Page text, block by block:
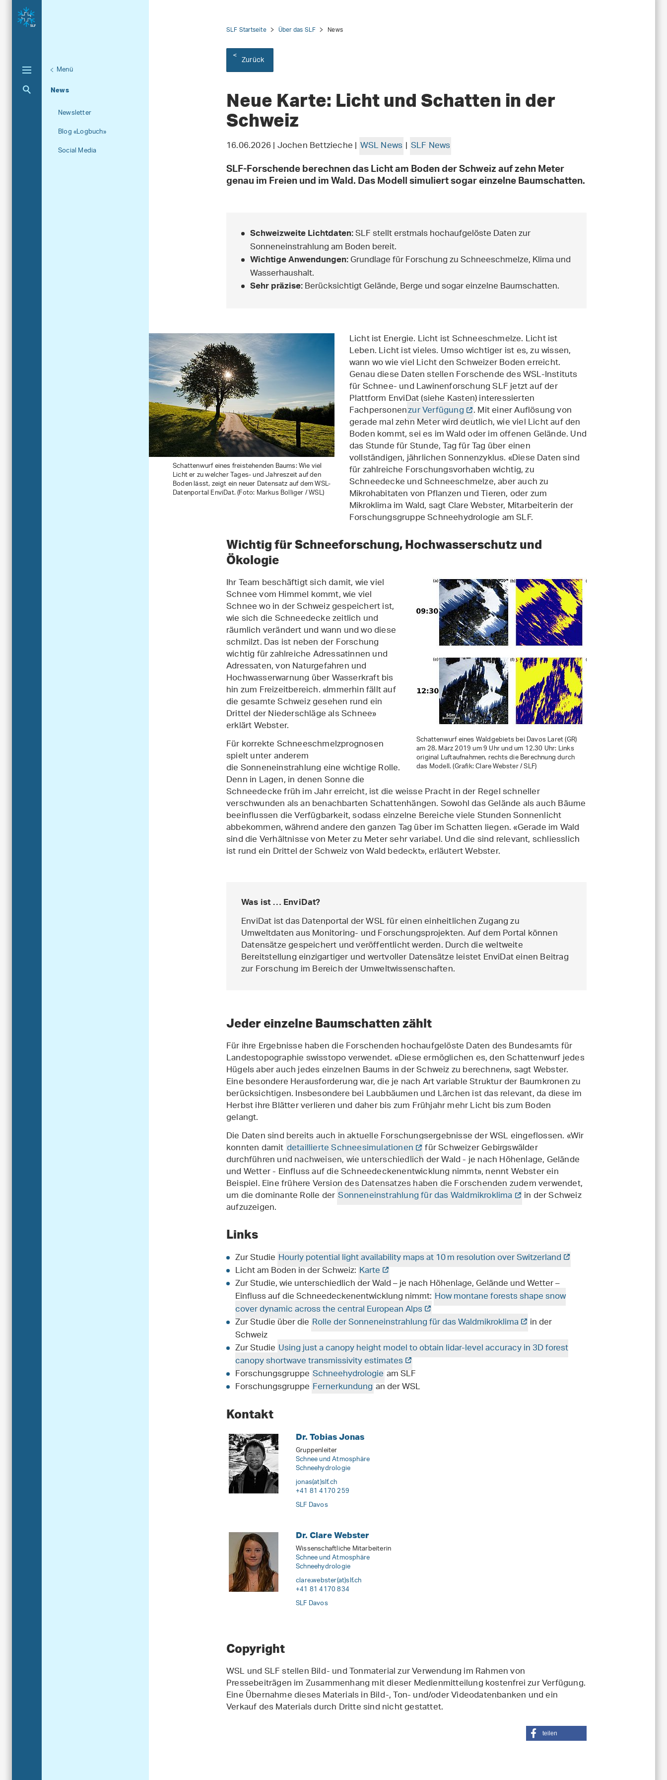
Unternavigation
Menü
News
Aktuelle Navigation
Newsletter
Blog «Logbuch»
Social Media
SLF Startseite Über das SLF News
Zurück
Neue Karte: Licht und Schatten in der
Schweiz
16.06.2026 | Jochen Bettzieche | WSL News | SLF News
SLF-Forschende berechnen das Licht am Boden der Schweiz auf zehn Meter
genau im Freien und im Wald. Das Modell simuliert sogar einzelne Baumschatten.
Schweizweite Lichtdaten:SLF stellt erstmals hochaufgelöste Daten zur
Sonneneinstrahlung am Boden bereit.
Wichtige Anwendungen:Grundlage für Forschung zu Schneeschmelze, Klima und
Wasserhaushalt.
Sehr präzise:Berücksichtigt Gelände, Berge und sogar einzelne Baumschatten.
Schattenwurf eines freistehenden Baums: Wie viel
Licht er zu welcher Tages- und Jahreszeit auf den
Boden lässt, zeigt ein neuer Datensatz auf dem WSL-
Datenportal EnviDat. (Foto: Markus Bolliger / WSL)
Licht ist Energie. Licht ist Schneeschmelze. Licht ist
Leben. Licht ist vieles. Umso wichtiger ist es, zu wissen,
wann wo wie viel Licht den Schweizer Boden erreicht.
Genau diese Daten stellen Forschende des WSL-Instituts
für Schnee- und Lawinenforschung SLF jetzt auf der
Plattform EnviDat (siehe Kasten) interessierten
Fachpersonenzur Verfügung . Mit einer Auflösung von
gerade mal zehn Meter wird deutlich, wie viel Licht auf den
Boden kommt, sei es im Wald oder im offenen Gelände. Und
das Stunde für Stunde, Tag für Tag über einen
vollständigen, jährlichen Sonnenzyklus. «Diese Daten sind
für zahlreiche Forschungsvorhaben wichtig, zu
Schneedecke und Schneeschmelze, aber auch zu
Mikrohabitaten von Pflanzen und Tieren, oder zum
Mikroklima im Wald, sagt Clare Webster, Mitarbeiterin der
Forschungsgruppe Schneehydrologie am SLF.
Wichtig für Schneeforschung, Hochwasserschutz und
Ökologie
Schattenwurf eines Waldgebiets bei Davos Laret (GR)
am 28. März 2019 um 9 Uhr und um 12.30 Uhr: Links
original Luftaufnahmen, rechts die Berechnung durch
das Modell. (Grafik: Clare Webster / SLF)
Ihr Team beschäftigt sich damit, wie viel
Schnee vom Himmel kommt, wie viel
Schnee wo in der Schweiz gespeichert ist,
wie sich die Schneedecke zeitlich und
räumlich verändert und wann und wo diese
schmilzt. Das ist neben der Forschung
wichtig für zahlreiche Adressatinnen und
Adressaten, von Naturgefahren und
Hochwasserwarnung über Wasserkraft bis
hin zum Freizeitbereich. «Immerhin fällt auf
die gesamte Schweiz gesehen rund ein
Drittel der Niederschläge als Schnee»
erklärt Webster.
Für korrekte Schneeschmelzprognosen
spielt unter anderem
die Sonneneinstrahlung eine wichtige Rolle.
Denn in Lagen, in denen Sonne die
Schneedecke früh im Jahr erreicht, ist die weisse Pracht in der Regel schneller
verschwunden als an benachbarten Schattenhängen. Sowohl das Gelände als auch Bäume
beeinflussen die Verfügbarkeit, sodass einzelne Bereiche viele Stunden Sonnenlicht
abbekommen, während andere den ganzen Tag über im Schatten liegen. «Gerade im Wald
sind die Verhältnisse von Meter zu Meter sehr variabel. Und die sind relevant, schliesslich
ist rund ein Drittel der Schweiz von Wald bedeckt», erläutert Webster.
Was ist … EnviDat?
EnviDat ist das Datenportal der WSL für einen einheitlichen Zugang zu
Umweltdaten aus Monitoring- und Forschungsprojekten. Auf dem Portal können
Datensätze gespeichert und veröffentlicht werden. Durch die weltweite
Bereitstellung einzigartiger und wertvoller Datensätze leistet EnviDat einen Beitrag
zur Forschung im Bereich der Umweltwissenschaften.
Jeder einzelne Baumschatten zählt
Für ihre Ergebnisse haben die Forschenden hochaufgelöste Daten des Bundesamts für
Landestopographie swisstopo verwendet. «Diese ermöglichen es, den Schattenwurf jedes
Hügels aber auch jedes einzelnen Baums in der Schweiz zu berechnen», sagt Webster.
Eine besondere Herausforderung war, die je nach Art variable Struktur der Baumkronen zu
berücksichtigen. Insbesondere bei Laubbäumen und Lärchen ist das relevant, da diese im
Herbst ihre Blätter verlieren und daher bis zum Frühjahr mehr Licht bis zum Boden
gelangt.
Die Daten sind bereits auch in aktuelle Forschungsergebnisse der WSL eingeflossen. «Wir
konnten damitdetaillierte Schneesimulationen für Schweizer Gebirgswälder
durchführen und nachweisen, wie unterschiedlich der Wald - je nach Höhenlage, Gelände
und Wetter - Einfluss auf die Schneedeckenentwicklung nimmt», nennt Webster ein
Beispiel. Eine frühere Version des Datensatzes haben die Forschenden zudem verwendet,
um die dominante Rolle derSonneneinstrahlung für das Waldmikroklima in der Schweiz
aufzuzeigen.
Links
Zur Studie Hourly potential light availability maps at 10 m resolution over Switzerland
Licht am Boden in der Schweiz: Karte
Zur Studie, wie unterschiedlich der Wald – je nach Höhenlage, Gelände und Wetter –
Einfluss auf die Schneedeckenentwicklung nimmt: How montane forests shape snow
cover dynamic across the central European Alps
Zur Studie über die Rolle der Sonneneinstrahlung für das Waldmikroklima in der
Schweiz
Zur Studie Using just a canopy height model to obtain lidar-level accuracy in 3D forest
canopy shortwave transmissivity estimates
ForschungsgruppeSchneehydrologieam SLF
Forschungsgruppe Fernerkundungan der WSL
Kontakt
Dr. Tobias Jonas
Gruppenleiter
Schnee und Atmosphäre
Schneehydrologie
jonas(at)slf.ch
+41 81 4170 259
SLF Davos
Dr. Clare Webster
Wissenschaftliche Mitarbeiterin
Schnee und Atmosphäre
Schneehydrologie
clare.webster(at)slf.ch
+41 81 4170 834
SLF Davos
Copyright
WSL und SLF stellen Bild- und Tonmaterial zur Verwendung im Rahmen von
Pressebeiträgen im Zusammenhang mit dieser Medienmitteilung kostenfrei zur Verfügung.
Eine Übernahme dieses Materials in Bild-, Ton- und/oder Videodatenbanken und ein
Verkauf des Materials durch Dritte sind nicht gestattet.
teilen